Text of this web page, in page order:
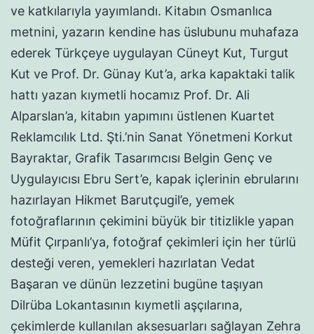
ve katkılarıyla yayımlandı. Kitabın Osmanlıca
metnini, yazarın kendine has üslubunu muhafaza
ederek Türkçeye uygulayan Cüneyt Kut, Turgut
Kut ve Prof. Dr. Günay Kut’a, arka kapaktaki talik
hattı yazan kıymetli hocamız Prof. Dr. Ali
Alparslan’a, kitabın yapımını üstlenen Kuartet
Reklamcılık Ltd. Şti.’nin Sanat Yönetmeni Korkut
Bayraktar, Grafik Tasarımcısı Belgin Genç ve
Uygulayıcısı Ebru Sert’e, kapak içlerinin ebrularını
hazırlayan Hikmet Barutçugil’e, yemek
fotoğraflarının çekimini büyük bir titizlikle yapan
Müfit Çırpanlı’ya, fotoğraf çekimleri için her türlü
desteği veren, yemekleri hazırlatan Vedat
Başaran ve dünün lezzetini bugüne taşıyan
Dilrüba Lokantasının kıymetli aşçılarına,
çekimlerde kullanılan aksesuarları sağlayan Zehra